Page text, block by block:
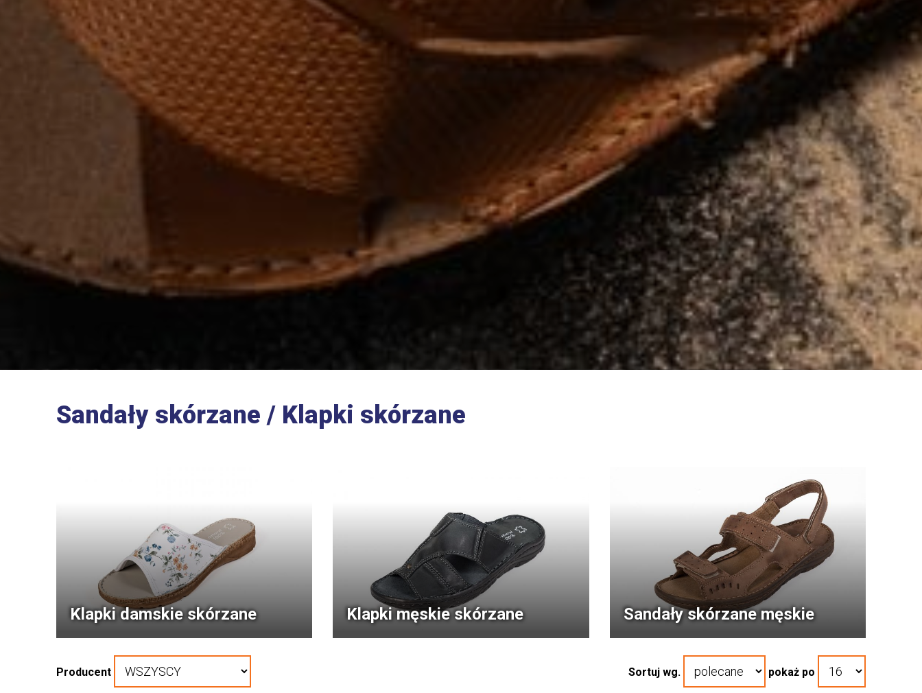
Sandały skórzane / Klapki skórzane
Klapki damskie skórzane Klapki męskie skórzane Sandały skórzane męskie
Producent Sortuj wg. pokaż po